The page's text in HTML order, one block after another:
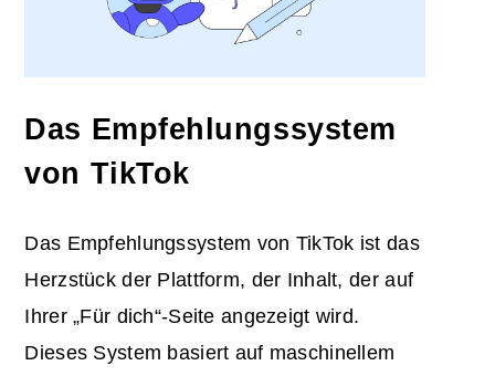
Das Empfehlungssystem
von TikTok
Das Empfehlungssystem von TikTok ist das
Herzstück der Plattform, der Inhalt, der auf
Ihrer „Für dich“-Seite angezeigt wird.
Dieses System basiert auf maschinellem